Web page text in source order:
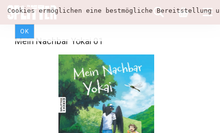
Cookies ermöglichen eine bestmögliche
OK
Mein Nachbar Yokai 01